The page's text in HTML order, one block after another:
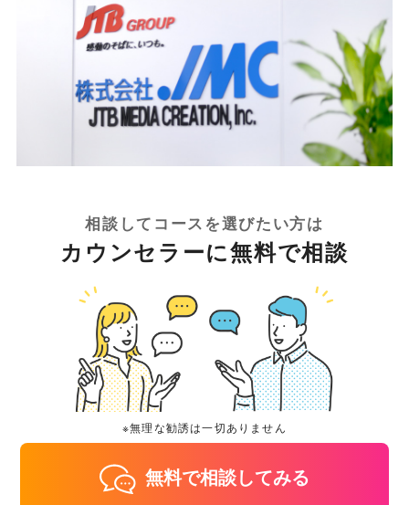
相談してコースを選びたい方は
カウンセラーに無料で相談
※無理な勧誘は一切ありません
無料で相談してみる